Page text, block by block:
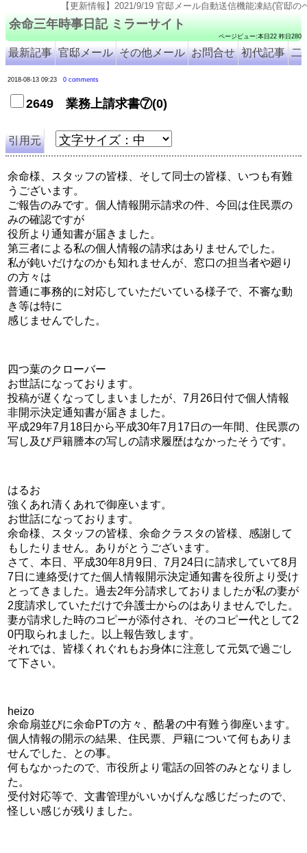
余命三年時事日記 ミラーサイト
ページビュー:本日22 昨日280
最新記事 官邸メール その他メール お問合せ 初代記事 二
2018-08-13 09:23 0 comments
2649 業務上請求書⑦(0)
引用元
余命様、スタッフの皆様、そして同士の皆様、いつも有難
うございます。
ご報告のみです。個人情報開示請求の件、今回は住民票の
みの確認ですが
役所より通知書が届きました。
第三者による私の個人情報の請求はありませんでした。
私が鈍いだけなのかも知れませんが、窓口の担当者や廻り
の方々は
普通に事務的に対応していただいている様子で、不審な動
き等は特に
感じませんでした。
四つ葉のクローバー
お世話になっております。
投稿が遅くなってしまいましたが、7月26日付で個人情報
非開示決定通知書が届きました。
平成29年7月18日から平成30年7月17日の一年間、住民票の
写し及び戸籍謄本の写しの請求履歴はなかったそうです。
はるお
強くあれ清くあれで御座います。
お世話になっております。
余命様、スタッフの皆様、余命クラスタの皆様、感謝して
もしたりません。ありがとうございます。
さて、本日、平成30年8月9日、7月24日に請求していて8月
7日に連絡受けてた個人情報開示決定通知書を役所より受け
とってきました。過去2年分請求しておりましたが私の妻が
2度請求していただけで弁護士からのはありませんでした。
妻が請求した時のコピーが添付され、そのコピー代として2
0円取られました。以上報告致します。
それでは、皆様くれぐれもお身体に注意して元気で過ごし
て下さい。
heizo
余命扇並びに余命PTの方々、酷暑の中有難う御座います。
個人情報の開示の結果、住民票、戸籍について何もありま
せんでした、との事。
何もなかったので、市役所より電話の回答のみとなりまし
た。
受付対応等で、文書管理がいいかげんな感じだったので、
怪しい感じが残りました。
【更新情報】2021/9/19 官邸メール自動送信機能凍結(官邸のペー